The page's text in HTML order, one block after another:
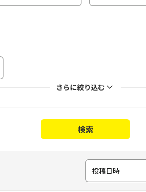
さらに絞り込む
検索
投稿日時